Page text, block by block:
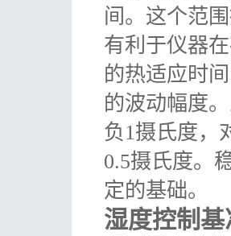
间。这个范
有利于仪器
的热适应时
的波动幅度
负1摄氏度，
0.5摄氏度。
定的基础。
湿度控制基